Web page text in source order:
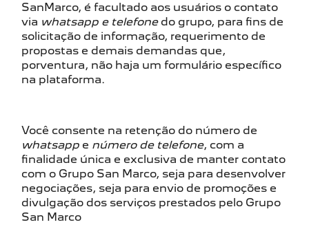
SanMarco, é facultado aos usuários o contato
via whatsapp e telefone do grupo, para fins de
solicitação de informação, requerimento de
propostas e demais demandas que,
porventura, não haja um formulário específico
na plataforma.
Você consente na retenção do número de
whatsapp e número de telefone, com a
finalidade única e exclusiva de manter contato
com o Grupo San Marco, seja para desenvolver
negociações, seja para envio de promoções e
divulgação dos serviços prestados pelo Grupo
San Marco